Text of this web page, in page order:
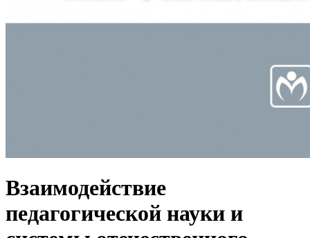
Взаимодействие
педагогической науки и